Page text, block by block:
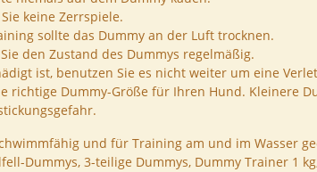
keine Zerrspiele.
sollte das Dummy an der Luft trocknen.
den Zustand des Dummys regelmäßig.
ist, benutzen Sie es nicht weiter um eine
richtige Dummy-Größe für Ihren Hund. Kleinere
und für Training am und im Wasser
Dummys, 3-teilige Dummys, Dummy Trainer 1